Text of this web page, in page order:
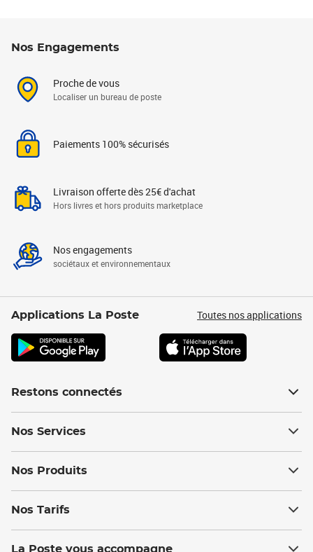
Nos Engagements
Proche de vous
Localiser un bureau de poste
Paiements 100% sécurisés
Livraison offerte dès 25€ d'achat
Hors livres et hors produits marketplace
Nos engagements
sociétaux et environnementaux
Applications La Poste Toutes nos applications
Restons connectés
Nos Services
Nos Produits
Nos Tarifs
La Poste vous accompagne